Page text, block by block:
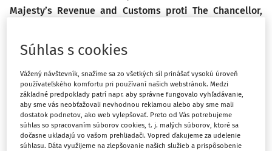
Majesty’s Revenue and Customs proti The Chancellor,
vykonávajúca činnosť podliehajúcu DPH, ako aj činnosť
oslobodenú od DPH, ktorá investuje prijaté dary a
granty do fondu a využíva príjem generovaný týmto
fondom na pokrytie nákladov na všetky tieto činnosti, je
oprávnená odpočítať si z titulu všeobecných nákladov
DPH zaplatenú v súvislosti s výdavkami na túto
investičnú činnosť.
Súhlas s cookies
Vážený návštevník, snažíme sa zo všetkých síl prinášať vysokú úroveň
používateľského komfortu pri používaní našich webstránok. Medzi
základné predpoklady patrí napr. aby správne fungovalo vyhľadávanie,
aby sme vás neobťažovali nevhodnou reklamou alebo aby sme mali
dostatok podnetov, ako web vylepšovať. Preto od Vás potrebujeme
súhlas so spracovaním súborov cookies, t. j. malých súborov, ktoré sa
dočasne ukladajú vo vašom prehliadači. Vopred ďakujeme za udelenie
súhlasu. Dáta využijeme na zlepšovanie našich služieb a prispôsobenie